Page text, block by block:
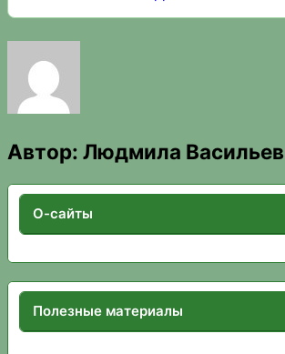
Автор: Людмила
О-сайты
Полезные материалы